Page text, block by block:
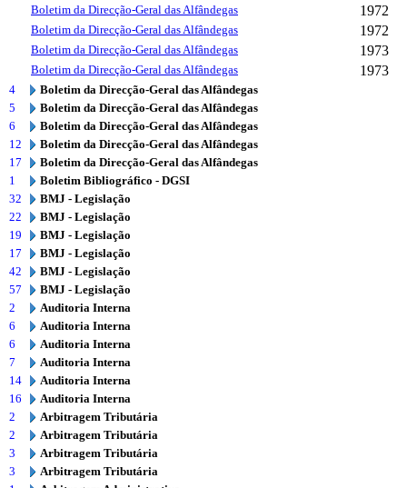
Boletim da Direcção-Geral das Alfândegas
1972
Boletim da Direcção-Geral das Alfândegas 1972
Boletim da Direcção-Geral das Alfândegas 1973
Boletim da Direcção-Geral das Alfândegas 1973
4
Boletim da Direcção-Geral das Alfândegas
5
Boletim da Direcção-Geral das Alfândegas
6
Boletim da Direcção-Geral das Alfândegas
12
Boletim da Direcção-Geral das Alfândegas
17
Boletim da Direcção-Geral das Alfândegas
1
Boletim Bibliográfico - DGSI
32
BMJ - Legislação
22
BMJ - Legislação
19
BMJ - Legislação
17
BMJ - Legislação
42
BMJ - Legislação
57
BMJ - Legislação
2
Auditoria Interna
6
Auditoria Interna
6
Auditoria Interna
7
Auditoria Interna
14
Auditoria Interna
16
Auditoria Interna
2
Arbitragem Tributária
2
Arbitragem Tributária
3
Arbitragem Tributária
3
Arbitragem Tributária